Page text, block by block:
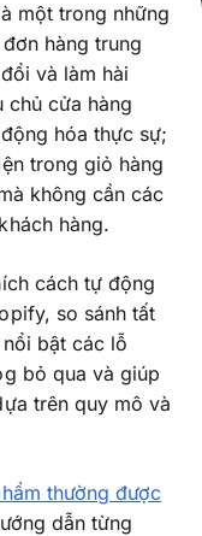
một trong những
hàng trung
và làm hài
chủ cửa hàng
hóa thực sự;
trong giỏ hàng
không cần các
hàng.
cách tự động
so sánh tất
bật các lỗ
bỏ qua và giúp
trên quy mô và
thường được
dẫn từng